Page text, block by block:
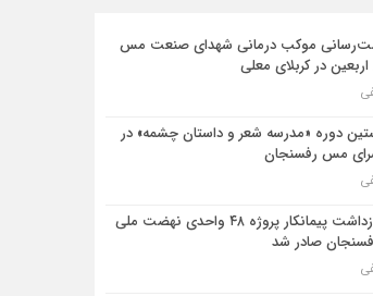
موکب درمانی شهدای صنعت مس
اربعین در کربلای معلی
دوره «مدرسه شعر و داستان چشمه» در
مس رفسنجان
دستور بازداشت پیمانکار پروژه ۴۸ واحدی نهضت ملی
صادر شد